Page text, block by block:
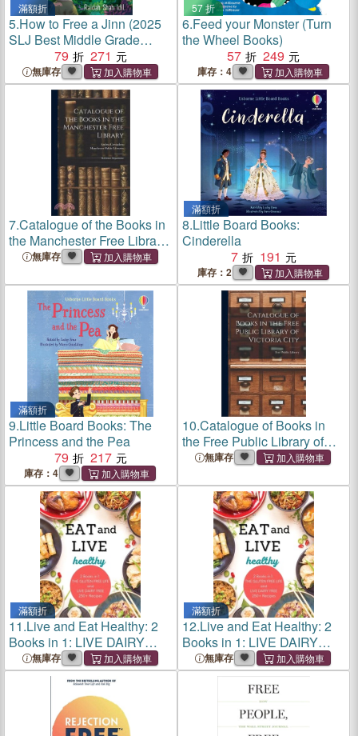
滿額折
5.How to Free a Jinn (2025
SLJ Best Middle Grade
79 271
無庫存
57 折
6.Feed your Monster (Turn
the Wheel Books)
57
249
庫存：4
7.Catalogue of the Books in
the Manchester Free Library:
Reference Department
無庫存
滿額折
8.Little Board Books:
Cinderella
7
191
庫存：2
滿額折
9.Little Board Books: The
Princess and the Pea
79
217
庫存：4
10.Catalogue of Books in
the Free Public Library of
Victoria City [microform]
無庫存
滿額折
11.Live and Eat Healthy: 2
Books in 1: LIVE DAIRY
FREE and THE GLUTEN-
FREE LIFE 250+ Recipes
無庫存
滿額折
12.Live and Eat Healthy: 2
Books in 1: LIVE DAIRY
FREE and THE GLUTEN-
FREE LIFE 250+ Recipes
無庫存